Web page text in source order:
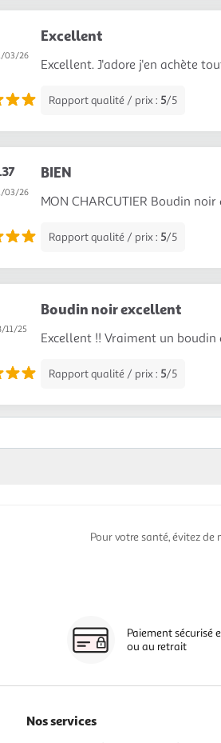
03/26
Excellent
Excellent. J'adore j'en achète
Rapport qualité / prix : 5/5
03/26
BIEN
MON CHARCUTIER Boudin noir
Rapport qualité / prix : 5/5
11/25
Boudin noir excellent
Excellent !! Vraiment un boudin
Rapport qualité / prix : 5/5
Pour votre santé, évitez
Paiement sécurisé
ou au retrait
Nos services